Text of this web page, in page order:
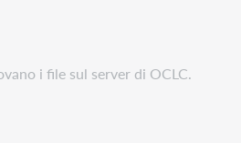
i file sul server di OCLC.